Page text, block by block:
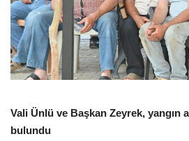
Vali Ünlü ve Başkan Zeyrek, yangın
bulundu